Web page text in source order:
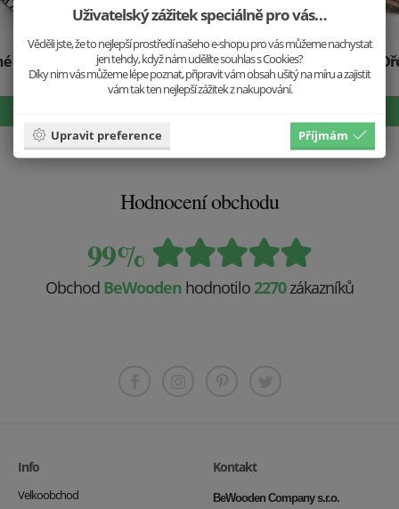
Dřevěné náušnice Liška
499 Kč
Hodnocení obchodu
99%
Obchod BeWooden hodnotilo 2270zákazníků
Info
Velkoobchod
Kontakt
BeWooden Company s.r.o.
Uživatelský zážitek speciálně pro vás…
Věděli jste, že to nejlepší prostředí našeho e-shopu pro vás můžeme nachystat
jen tehdy, když nám udělíte souhlas s Cookies?
Díky nim vás můžeme lépe poznat, připravit vám obsah ušitý na míru a zajistit
vám tak ten nejlepší zážitek z nakupování.
Upravit preference Příjmám